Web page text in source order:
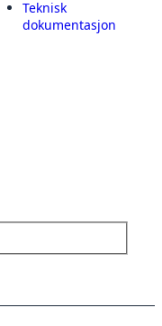
Teknisk
dokumentasjon